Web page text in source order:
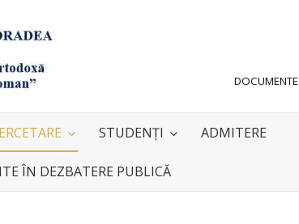
DOCUMENTE
STUDENȚI ADMITERE
ÎN DEZBATERE PUBLICĂ